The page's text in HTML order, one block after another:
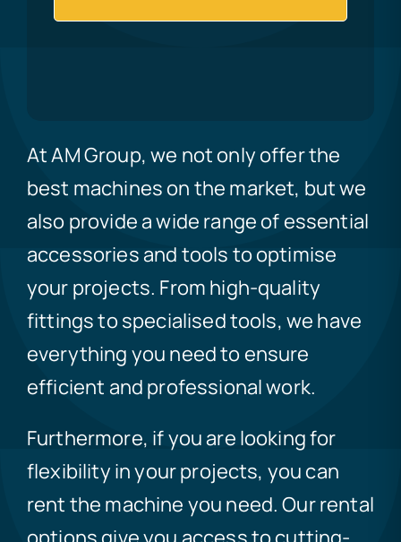
At AM Group, we not only offer the
best machines on the market, but we
also provide a wide range of essential
accessories and tools to optimise
your projects. From high-quality
fittings to specialised tools, we have
everything you need to ensure
efficient and professional work.
Furthermore, if you are looking for
flexibility in your projects, you can
rent the machine you need. Our rental